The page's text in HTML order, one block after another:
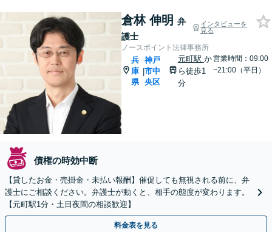
倉林 伸明 弁
護士
インタビューを
見る
ノースポイント法律事務所
兵
庫
県
|
神戸
市中
央区
元町駅 か
ら徒歩1
分
営業時間：09:00
~21:00（平日）
債権の時効中断
【貸したお金・売掛金・未払い報酬】催促しても無視される前に、弁
護士にご相談ください。弁護士が動くと、相手の態度が変わります。
【元町駅1分・土日夜間の相談歓迎】
料金表を見る